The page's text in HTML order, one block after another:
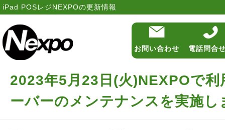
iPad POSレジNEXPOの更新情報
お問い合わせ 電話問合
機能
2023年5月23日(火)NEXPOで
ーバーのメンテナンスを実施し